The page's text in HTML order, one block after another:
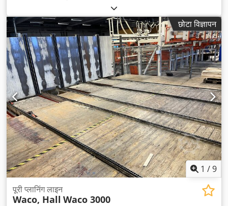
छोटा विज्ञापन
1 /9
पूरी प्लानिंग लाइन
Waco, Hall Waco 3000